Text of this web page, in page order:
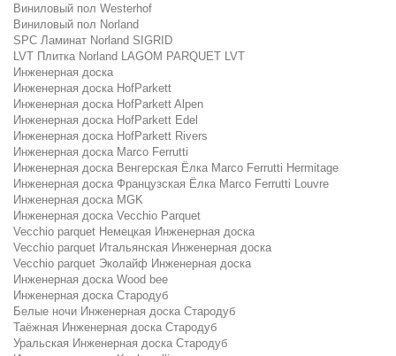
Виниловый пол Westerhof
Виниловый пол Norland
SPC Ламинат Norland SIGRID
LVT Плитка Norland LAGOM PARQUET LVT
Инженерная доска
Инженерная доска HofParkett
Инженерная доска HofParkett Alpen
Инженерная доска HofParkett Edel
Инженерная доска HofParkett Rivers
Инженерная доска Marco Ferrutti
Инженерная доска Венгерская Ёлка Marco Ferrutti Hermitage
Инженерная доска Французская Ёлка Marco Ferrutti Louvre
Инженерная доска MGK
Инженерная доска Vecchio Parquet
Vecchio parquet Немецкая Инженерная доска
Vecchio parquet Итальянская Инженерная доска
Vecchio parquet Эколайф Инженерная доска
Инженерная доска Wood bee
Инженерная доска Стародуб
Белые ночи Инженерная доска Стародуб
Таёжная Инженерная доска Стародуб
Уральская Инженерная доска Стародуб